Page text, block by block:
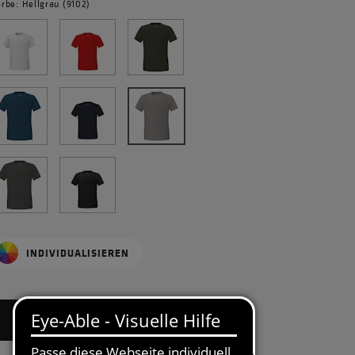
Hellgrau (9102)
INDIVIDUALISIEREN
BITTE GRÖSSE WÄHLEN